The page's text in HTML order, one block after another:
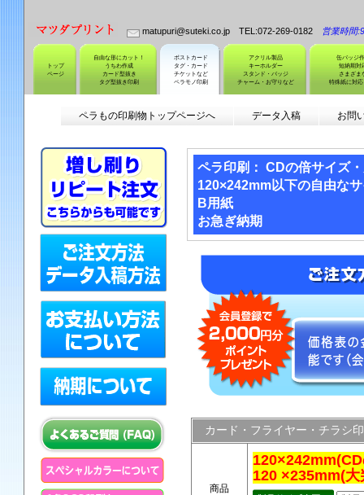
matupuri@suteki.co.jp TEL:072-269-0182 営業時間
トップ
ページ
自由な形にカット！
うちわ作成
カード型抜き
タグ型抜き印刷
ポストカード
タグ・カード
チケットなど
ペラモノ印刷
アクリル製品
キーホルダー
スタンド・バッジ
チャーム・お守りなど
缶バッジ
短納期対
さまざま
特殊紙に対応
ペラもの印刷物トップページへ データ入稿 お問
ペラ印刷： CDの倍サイズ
120×242mm以下の自由な
B用紙
お急ぎ納期
カード・フライヤー・チラシ
商品
120 ×235mm(大